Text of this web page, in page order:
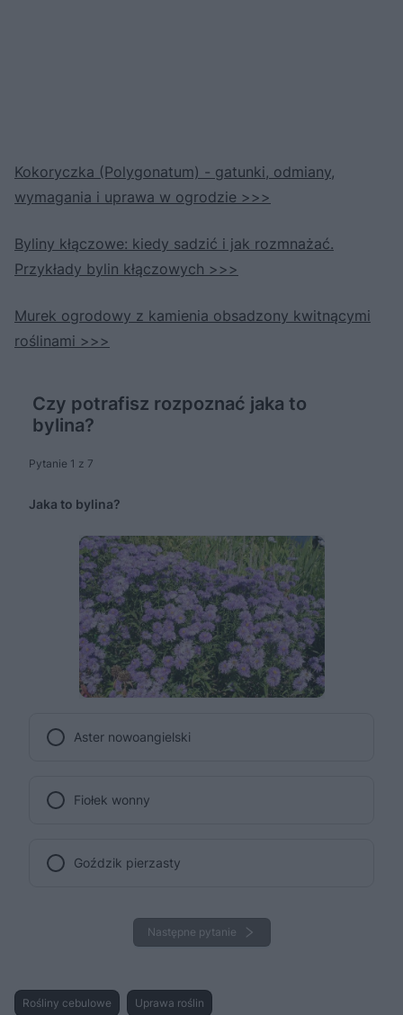
Kokoryczka (Polygonatum) - gatunki, odmiany,
wymagania i uprawa w ogrodzie >>>
Byliny kłączowe: kiedy sadzić i jak rozmnażać.
Przykłady bylin kłączowych >>>
Murek ogrodowy z kamienia obsadzony kwitnącymi
roślinami >>>
Czy potrafisz rozpoznać jaka to
bylina?
Pytanie 1 z 7
Jaka to bylina?
Aster nowoangielski
Fiołek wonny
Goździk pierzasty
Następne pytanie
Rośliny cebulowe Uprawa roślin